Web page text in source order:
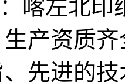
喀左北
产资质
先进的